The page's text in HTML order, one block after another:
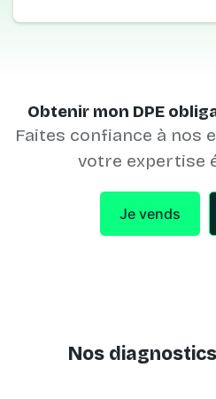
Obtenir mon DPE
Faites confiance à nos
votre expertise
Je vends
Nos